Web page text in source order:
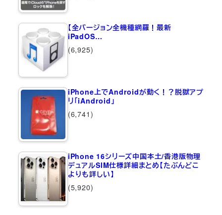
【全バージョン全機種網羅！最新
iPadOS…
(6,925)
iPhone上でAndroidが動く！？脱獄アプ
リ「iAndroid」
(6,741)
iPhone 16シリーズ中国本土/香港版物理
デュアルSIM仕様詳細まとめ【たぶんどこ
よりも詳しい】
(5,920)